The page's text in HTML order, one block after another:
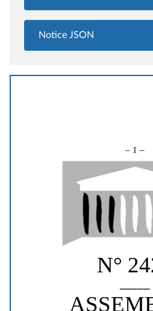
Notice JSON